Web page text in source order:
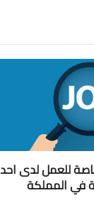
للعمل لدى احد
في المملكة